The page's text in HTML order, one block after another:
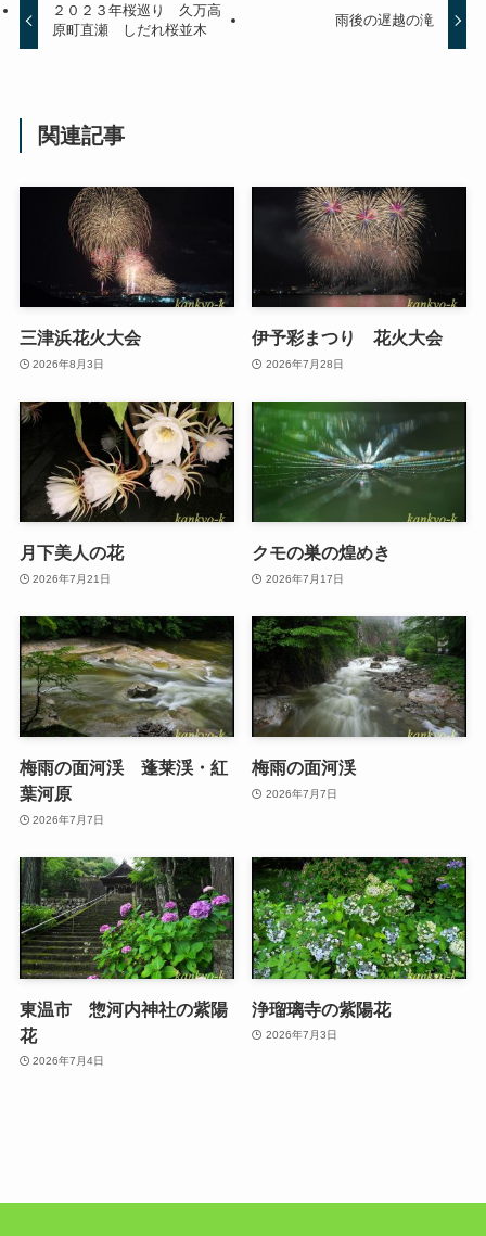
２０２３年桜巡り 久万高
原町直瀬 しだれ桜並木
雨後の遅越の滝
関連記事
三津浜花火大会
2026年8月3日
伊予彩まつり 花火大会
2026年7月28日
月下美人の花
2026年7月21日
クモの巣の煌めき
2026年7月17日
梅雨の面河渓 蓬莱渓・紅
葉河原
2026年7月7日
梅雨の面河渓
2026年7月7日
東温市 惣河内神社の紫陽
花
2026年7月4日
浄瑠璃寺の紫陽花
2026年7月3日